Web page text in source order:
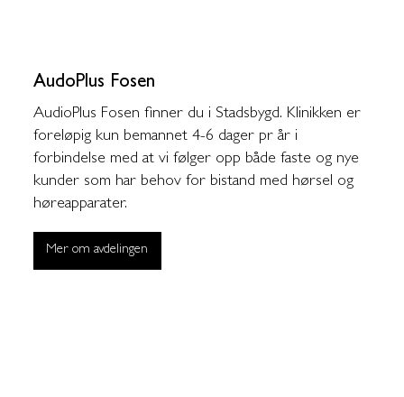
AudoPlus Fosen
AudioPlus Fosen finner du i Stadsbygd. Klinikken er
foreløpig kun bemannet 4-6 dager pr år i
forbindelse med at vi følger opp både faste og nye
kunder som har behov for bistand med hørsel og
høreapparater.
Mer om avdelingen